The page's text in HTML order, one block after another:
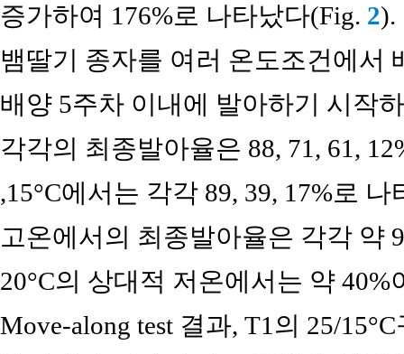
증가하여 176%로 나타났다(Fig. 2).
뱀딸기 종자를 여러 온도조건에서
배양 5주차 이내에 발아하기 시작
각각의 최종발아율은 88, 71, 61,
,15°C에서는 각각 89, 39, 17%로
고온에서의 최종발아율은 각각 약
20°C의 상대적 저온에서는 약
Move-along test 결과, T1의 25/